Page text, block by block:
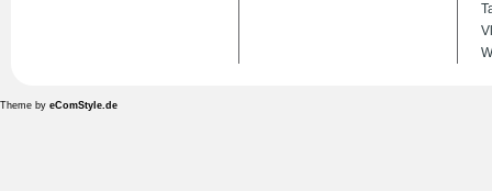
Theme by eComStyle.de